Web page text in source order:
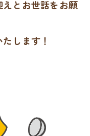
とお世話をお願
します！